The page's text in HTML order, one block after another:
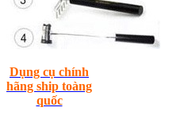
Dụng cụ chính
hãng ship toàng
quốc